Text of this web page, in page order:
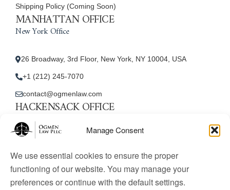
Manage Consent
We use essential cookies to ensure the proper
functioning of our website. You may manage your
preferences or continue with the default settings.
Shipping Policy (Coming Soon)
MANHATTAN OFFICE
New York Office
26 Broadway, 3rd Floor, New York, NY 10004, USA
+1 (212) 245-7070
contact@ogmenlaw.com
HACKENSACK OFFICE
New Jersey Office
contact@ogmenlaw.com